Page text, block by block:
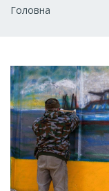
Рядок
Головна